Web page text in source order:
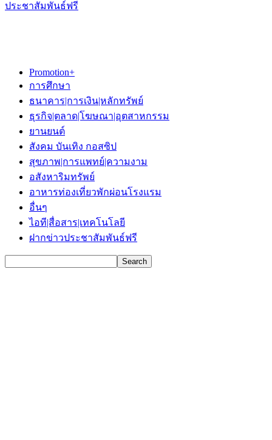
ประชาสัมพันธ์ฟรี
Promotion+
การศึกษา
ธนาคาร|การเงิน|หลักทรัพย์
ธุรกิจ|ตลาด|โฆษณา|อุตสาหกรรม
ยานยนต์
สังคม บันเทิง กอสซิป
สุขภาพ|การแพทย์|ความงาม
อสังหาริมทรัพย์
อาหารท่องเที่ยวพักผ่อนโรงแรม
อื่นๆ
ไอที|สื่อสาร|เทคโนโลยี
ฝากข่าวประชาสัมพันธ์ฟรี